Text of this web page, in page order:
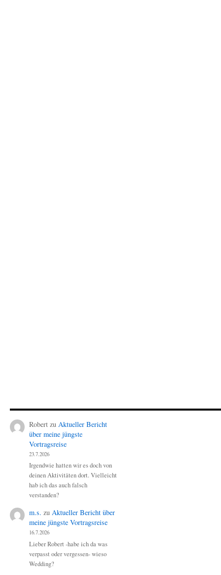
Robert zu Aktueller Bericht
über meine jüngste
Vortragsreise
23.7.2026
Irgendwie hatten wir es doch von
deinen Aktivitäten dort. Vielleicht
hab ich das auch falsch
verstanden?
m.s. zu Aktueller Bericht über
meine jüngste Vortragsreise
16.7.2026
Lieber Robert -habe ich da was
verpasst oder vergessen- wieso
Wedding?